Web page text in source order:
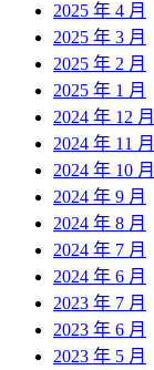
2025 年 4 月
2025 年 3 月
2025 年 2 月
2025 年 1 月
2024 年 12 月
2024 年 11 月
2024 年 10 月
2024 年 9 月
2024 年 8 月
2024 年 7 月
2024 年 6 月
2023 年 7 月
2023 年 6 月
2023 年 5 月